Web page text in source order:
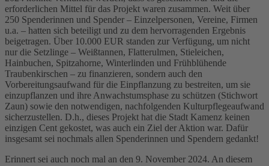
erforderlichen Mittel für das Projekt waren zusammen. Weit über
250 Spenderinnen und Spender – Einzelpersonen, Vereine, Firmen
u.a. – hatten sich beteiligt und zu dem hervorragenden Ergebnis
beigetragen. Über 10.000 EUR standen zur Verfügung, um nicht
nur die Setzlinge – Weißtannen, Flatterulmen, Stieleichen,
Hainbuchen, Spitzahorne, Winterlinden und Frühblühende
Traubenkirschen – zu finanzieren, sondern auch den
Vorbereitungsaufwand für die Einpflanzung zu bestreiten, um sie
einzupflanzen und ihre Anwachstumsphase zu schützen (Stichwort
Zaun) sowie den notwendigen, nachfolgenden Kulturpflegeaufwand
sicherzustellen. D.h., dieses Projekt hat die Stadt Kamenz keinen
einzigen Cent gekostet, was auch ein Ziel der Aktion war. Dafür
insgesamt sei nochmals allen Spenderinnen und Spendern gedankt!
Erinnert sei auch noch mal an den 9. November 2024. An diesem